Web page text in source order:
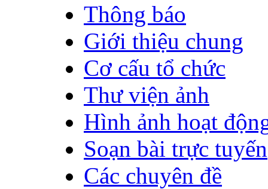
Thông báo
Giới thiệu chung
Cơ cấu tổ chức
Thư viện ảnh
Hình ảnh hoạt
Soạn bài trực tuyến
Các chuyên đề